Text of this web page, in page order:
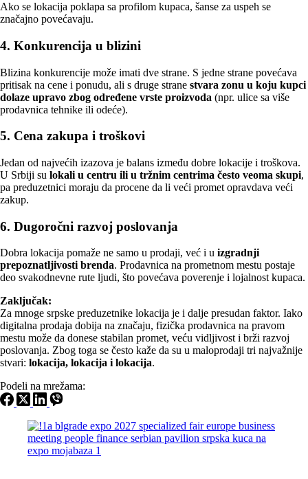
Ako se lokacija poklapa sa profilom kupaca, šanse za uspeh se
značajno povećavaju.
4. Konkurencija u blizini
Blizina konkurencije može imati dve strane. S jedne strane povećava
pritisak na cene i ponudu, ali s druge strane stvara zonu u koju kupci
dolaze upravo zbog određene vrste proizvoda (npr. ulice sa više
prodavnica tehnike ili odeće).
5. Cena zakupa i troškovi
Jedan od najvećih izazova je balans između dobre lokacije i troškova.
U Srbiji su lokali u centru ili u tržnim centrima često veoma skupi,
pa preduzetnici moraju da procene da li veći promet opravdava veći
zakup.
6. Dugoročni razvoj poslovanja
Dobra lokacija pomaže ne samo u prodaji, već i u izgradnji
prepoznatljivosti brenda. Prodavnica na prometnom mestu postaje
deo svakodnevne rute ljudi, što povećava poverenje i lojalnost kupaca.
Zaključak:
Za mnoge srpske preduzetnike lokacija je i dalje presudan faktor. Iako
digitalna prodaja dobija na značaju, fizička prodavnica na pravom
mestu može da donese stabilan promet, veću vidljivost i brži razvoj
poslovanja. Zbog toga se često kaže da su u maloprodaji tri najvažnije
stvari: lokacija, lokacija i lokacija.
Podeli na mrežama: